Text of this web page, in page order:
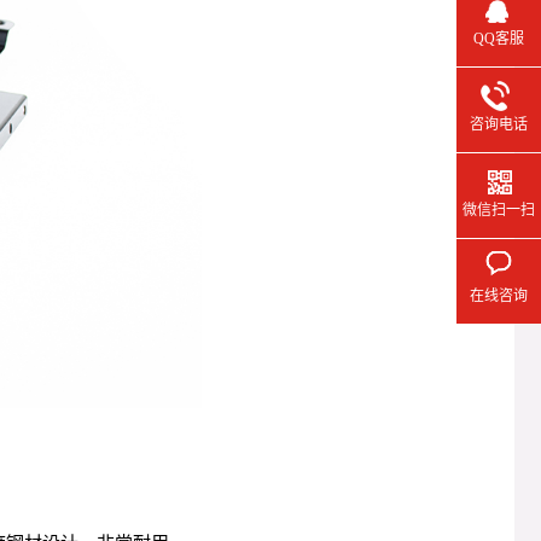
QQ客服
咨询电话
微信扫一扫
在线咨询